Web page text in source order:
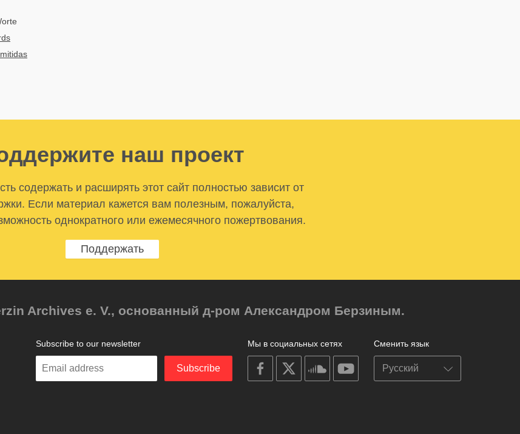
наш проект
содержать и расширять этот сайт полностью зависит от
Если материал кажется вам полезным, пожалуйста,
однократного или ежемесячного пожертвования.
Поддержать
Archives e. V., основанный д-ром Александром Берзиным.
Сменить язык
Мы в социальных сетях
on
facebook
on
on
soundcloudyoutube
Subscribe to our newsletter
Enter
Subscribe